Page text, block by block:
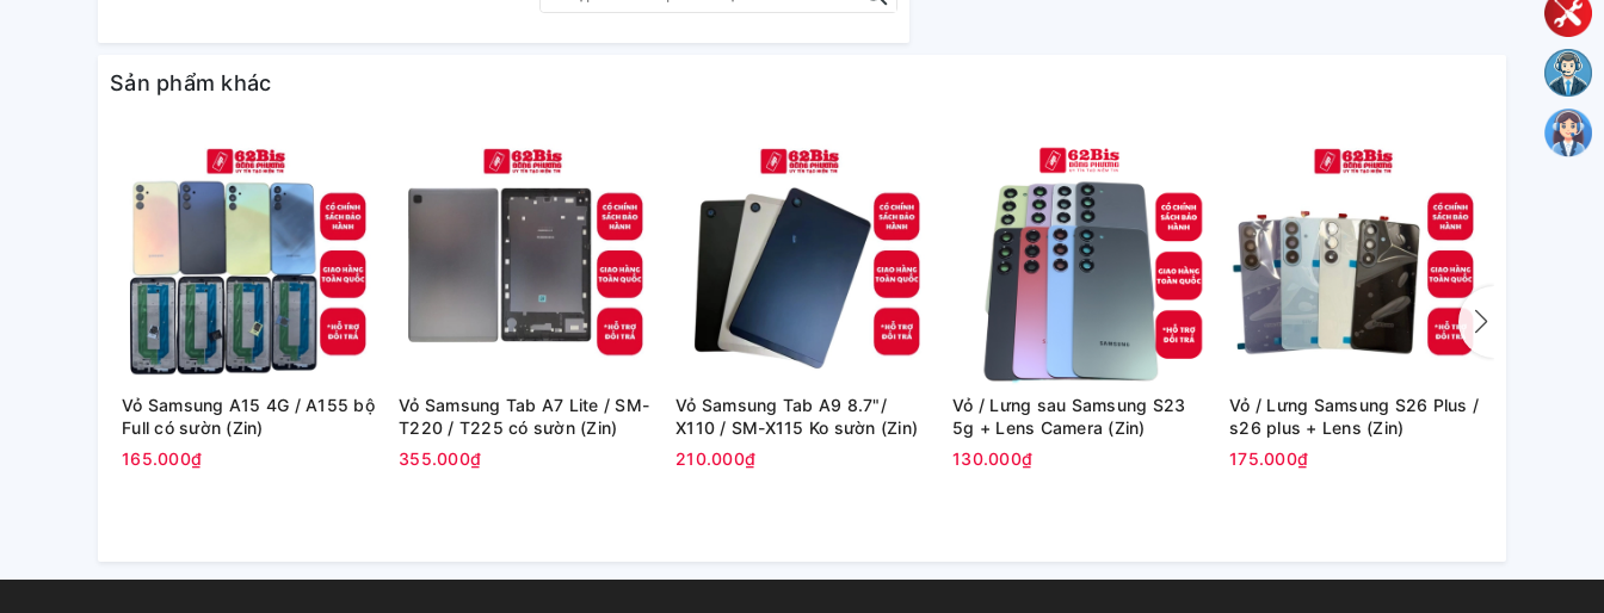
Sản phẩm khác
Vỏ Samsung A15 4G / A155 bộ
Full có sườn (Zin)
165.000₫
Vỏ Samsung Tab A7 Lite / SM-
T220 / T225 có sườn (Zin)
355.000₫
Vỏ Samsung Tab A9 8.7"/
X110 / SM-X115 Ko sườn (Zin)
210.000₫
Vỏ / Lưng sau Samsung S23
5g + Lens Camera (Zin)
130.000₫
Vỏ / Lưng Samsung S26 Plus /
s26 plus + Lens (Zin)
175.000₫